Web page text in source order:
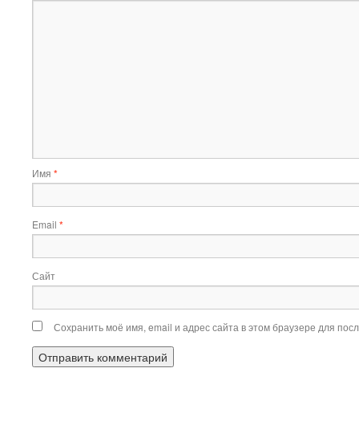
Имя *
Email *
Сайт
Сохранить моё имя, email и адрес сайта в этом браузере для